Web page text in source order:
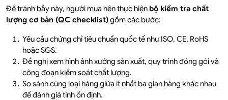
Để tránh bẫy này, người mua nên thực hiện bộ kiểm tra chất
lượng cơ bản (QC checklist)gồm các bước:
Yêu cầu chứng chỉ tiêu chuẩn quốc tế như ISO, CE, RoHS
hoặc SGS.
Đề nghị xem hình ảnh xưởng sản xuất, quy trình đóng gói và
công đoạn kiểm soát chất lượng.
So sánh cùng loại hàng giữa ít nhất ba gian hàng khác nhau
để đánh giá tính ổn định.